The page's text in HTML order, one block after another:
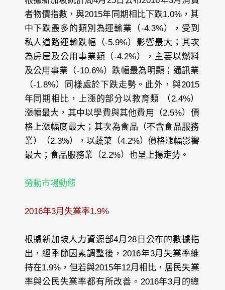
者物價指數，與2015年同期相比下跌1.0%，其
中下跌最多的類別為運輸業（-4.3%），受到
私人道路運輸跌幅（-5.9%）影響最大；其次
為房屋及公用事業類（-4.2%），主要以燃料
及公用事業（-10.6%）跌幅最為明顯；通訊業
（-1.8%）同樣處於下跌走勢。此外，與2015
年同期相比，上漲的部分以教育類 （2.4%）
漲幅最大，其中以學費與其他費用（2.5%）價
格上漲幅度最大；其次為食品（不含食品服務
業）（2.3%），以蔬菜（4.2%）價格漲幅影響
最大；食品服務業（2.2%）也呈上揚走勢。
勞動市場動態
2016年3月失業率1.9%
根據新加坡人力資源部4月28日公布的數據指
出，經季節因素調整後，2016年3月失業率維
持在1.9%，但若與2015年12月相比，居民失業
率與公民失業率都有所改善。2016年3月的總